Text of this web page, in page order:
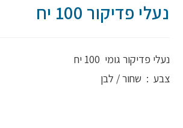
נעלי פדיקור 100 יח
נעלי פדיקור גומי 100 יח
צבע : שחור / לבן